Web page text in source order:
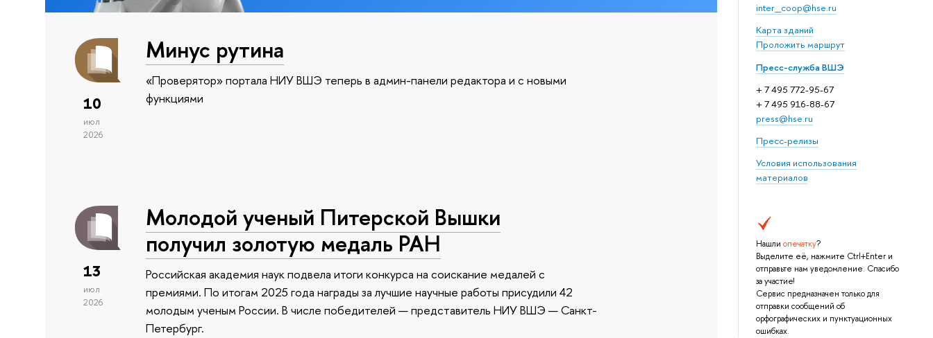
inter_coop@hse.ru
Карта зданий
Проложить маршрут
Пресс-служба ВШЭ
+ 7 495 772-95-67
+ 7 495 916-88-67
press@hse.ru
Пресс-релизы
Условия использования
материалов
Нашли опечатку?
Выделите её, нажмите Ctrl+Enter и
отправьте нам уведомление. Спасибо
за участие!
Сервис предназначен только для
отправки сообщений об
орфографических и пунктуационных
ошибках.
10
июл
2026
Минус рутина
«Проверятор» портала НИУ ВШЭ теперь в админ-панели редактора и с новыми
функциями
13
июл
2026
Молодой ученый Питерской Вышки
получил золотую медаль РАН
Российская академия наук подвела итоги конкурса на соискание медалей с
премиями. По итогам 2025 года награды за лучшие научные работы присудили 42
молодым ученым России. В числе победителей — представитель НИУ ВШЭ — Санкт-
Петербург.